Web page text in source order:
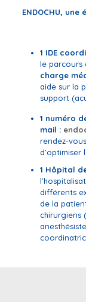
ENDOCHU,
1 IDE
le parcours
charge
aide sur la
support
1 numéro
mail :
rendez-
1 Hôpital
différents
de la
chirurgiens